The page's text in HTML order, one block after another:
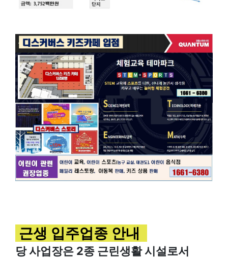
근생 입주업종 안내
당 사업장은 2종 근린생활 시설로서